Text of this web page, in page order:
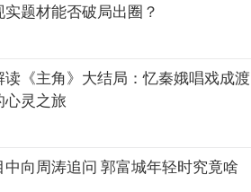
实题材能否破局出圈？
读《主角》大结局：忆秦娥唱戏成渡
心灵之旅
中向周涛追问 郭富城年轻时究竟啥